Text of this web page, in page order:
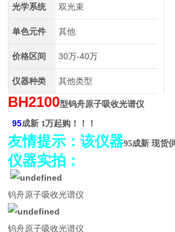
光学系统 双光束
单色元件 其他
价格区间 30万-40万
仪器种类 其他类型
BH2100型钨舟原子吸收光谱仪
95成新 1万起购！！！
友情提示：该仪器95成新 现货
仪器实拍：
钨舟原子吸收光谱仪
钨舟原子吸收光谱仪